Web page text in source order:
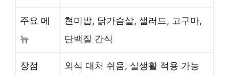
주요 메
뉴
현미밥, 닭가슴살, 샐러드, 고구마,
단백질 간식
장점 외식 대처 쉬움, 실생활 적용 가능